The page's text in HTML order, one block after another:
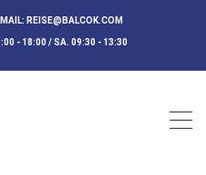
REISE@BALCOK.COM
- 18:00 / SA. 09:30 - 13:30